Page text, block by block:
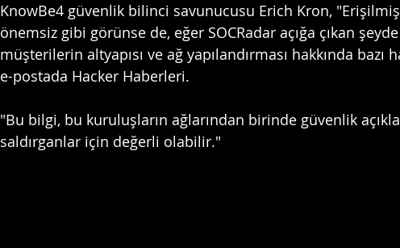
KnowBe4 güvenlik bilinci savunucusu Erich Kron,
önemsiz gibi görünse de, eğer SOCRadar açığa çıkan
müşterilerin altyapısı ve ağ yapılandırması hakkında
e-postada Hacker Haberleri.
"Bu bilgi, bu kuruluşların ağlarından birinde güvenlik
saldırganlar için değerli olabilir."